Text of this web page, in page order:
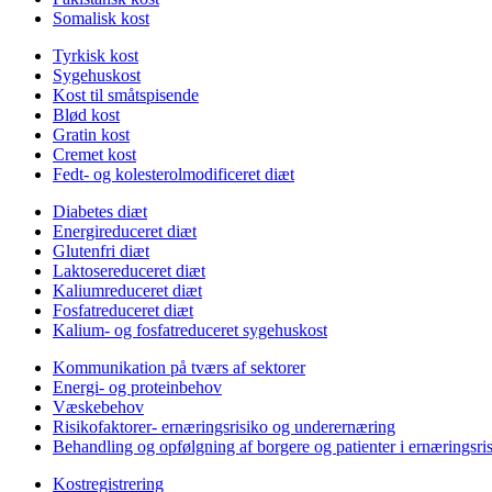
Somalisk kost
Tyrkisk kost
Sygehuskost
Kost til småtspisende
Blød kost
Gratin kost
Cremet kost
Fedt- og kolesterolmodificeret diæt
Diabetes diæt
Energireduceret diæt
Glutenfri diæt
Laktosereduceret diæt
Kaliumreduceret diæt
Fosfatreduceret diæt
Kalium- og fosfatreduceret sygehuskost
Kommunikation på tværs af sektorer
Energi- og proteinbehov
Væskebehov
Risikofaktorer- ernæringsrisiko og underernæring
Behandling og opfølgning af borgere og patienter i
Kostregistrering